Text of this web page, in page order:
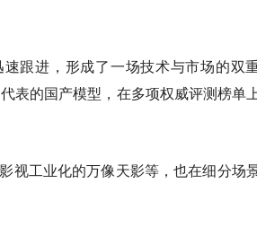
跟进，形成了一场技术与市场的双
表的国产模型，在多项权威评测榜单
视工业化的万像天影等，也在细分场